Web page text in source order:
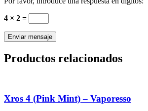
4 × 2 =
Productos relacionados
Xros 4 (Pink Mint) – Vaporesso